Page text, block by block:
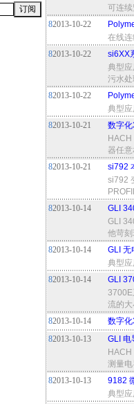
可连
82013-10-22
在线
82013-10-22
si6XX
典型
污水
82013-10-22
典型
82013-10-21
数字
器任
82013-10-21
si792
si792
82013-10-14
GLI
GLI
他苛
82013-10-14
GLI 无
典型
82013-10-14
GLI
3700E
流的
82013-10-14
数字
82013-10-13
GLI 电
测量
82013-10-13
9182
典型